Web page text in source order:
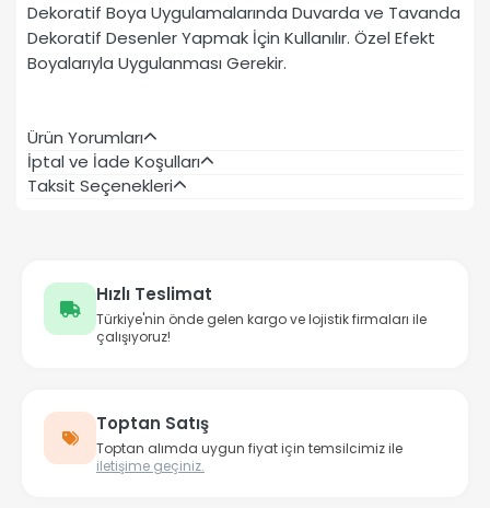
Dekoratif Boya Uygulamalarında Duvarda ve Tavanda
Dekoratif Desenler Yapmak İçin Kullanılır. Özel Efekt
Boyalarıyla Uygulanması Gerekir.
Ürün Yorumları
İptal ve İade Koşulları
Taksit Seçenekleri
Hızlı Teslimat
Türkiye'nin önde gelen kargo ve lojistik firmaları ile
çalışıyoruz!
Toptan Satış
Toptan alımda uygun fiyat için temsilcimiz ile
iletişime geçiniz.